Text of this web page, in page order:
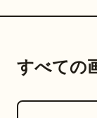
すべての